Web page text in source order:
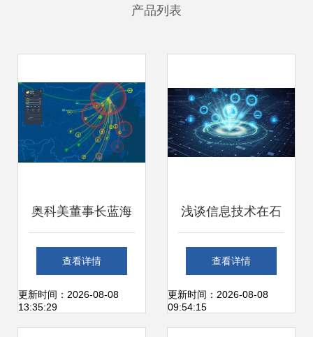
产品列表
奥科美董事长蓝海
应邀出席2017中国
互联网大会农业发
查看详情
更新时间：2026-08-08
13:35:29
浅谈信息技术在石
油行业数字化转型
中的运用
查看详情
更新时间：2026-08-08
09:54:15